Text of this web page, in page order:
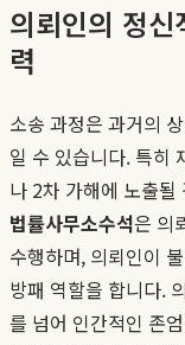
의뢰인의 정
력
소송 과정은 과거의
일 수 있습니다. 특히
나 2차 가해에 노출
법률사무소수석은 의
수행하며, 의뢰인이
방패 역할을 합니다.
를 넘어 인간적인 존